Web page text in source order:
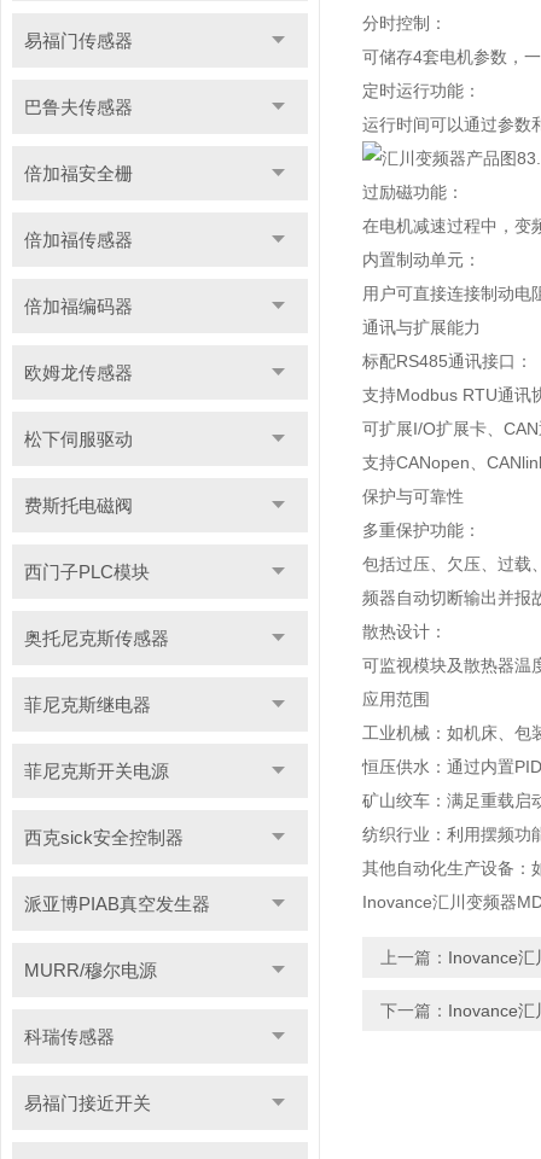
易福门传感器
巴鲁夫传感器
倍加福安全栅
倍加福传感器
倍加福编码器
欧姆龙传感器
松下伺服驱动
费斯托电磁阀
西门子PLC模块
奥托尼克斯传感器
菲尼克斯继电器
菲尼克斯开关电源
西克sick安全控制器
派亚博PIAB真空发生器
MURR/穆尔电源
科瑞传感器
易福门接近开关
分时控制：
可储存4套电机参数，
定时运行功能：
运行时间可以通过参数
过励磁功能：
在电机减速过程中，变
内置制动单元：
用户可直接连接制动电
通讯与扩展能力
标配RS485通讯接口：
支持Modbus RTU通讯
可扩展I/O扩展卡、
支持CANopen、
保护与可靠性
多重保护功能：
包括过压、欠压、过载
频器自动切断输出并报
散热设计：
可监视模块及散热器温
应用范围
工业机械：如机床、包
恒压供水：通过内置
矿山绞车：满足重载启
纺织行业：利用摆频功
其他自动化生产设备：
Inovance汇川变频器
上一篇： Inovance汇
下一篇： Inovance汇